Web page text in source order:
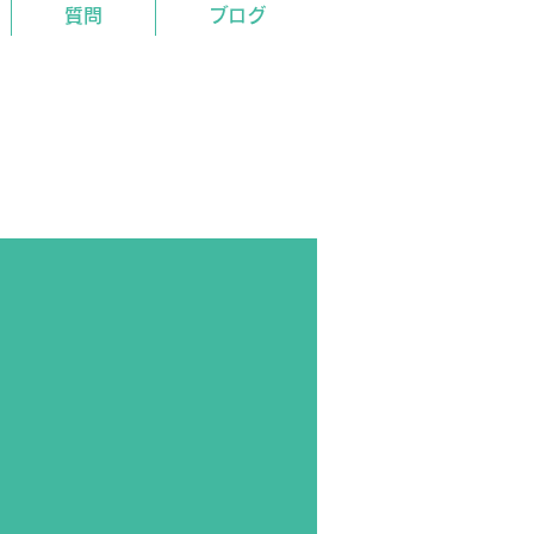
質問 ブログ